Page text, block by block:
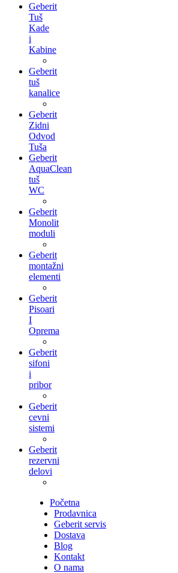
Geberit
Tuš
Kade
i
Kabine
Geberit
tuš
kanalice
Geberit
Zidni
Odvod
Tuša
Geberit
AquaClean
tuš
WC
Geberit
Monolit
moduli
Geberit
montažni
elementi
Geberit
Pisoari
I
Oprema
Geberit
sifoni
i
pribor
Geberit
cevni
sistemi
Geberit
rezervni
delovi
Početna
Prodavnica
Geberit servis
Dostava
Blog
Kontakt
O nama